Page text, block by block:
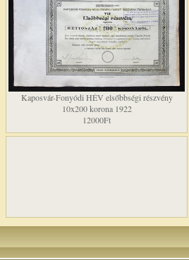
Kaposvár-Fonyódi HÉV elsőbbségi részvény
10x200 korona 1922
12000Ft